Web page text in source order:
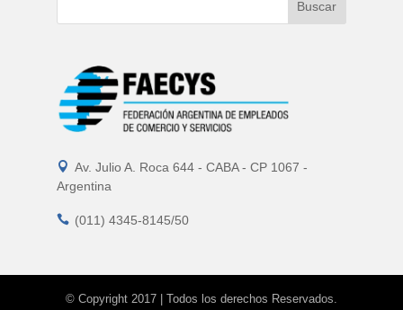
 Av. Julio A. Roca 644 - CABA - CP 1067 -
Argentina
 (011) 4345-8145/50
© Copyright 2017 | Todos los derechos Reservados.